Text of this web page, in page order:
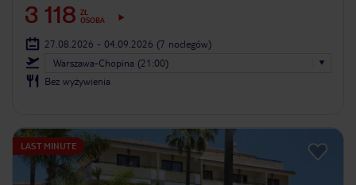
3 118 ZŁ
OSOBA
27.08.2026 - 04.09.2026 (7 noclegów)
Warszawa-Chopina (21:00)
Bez wyżywienia
LAST MINUTE